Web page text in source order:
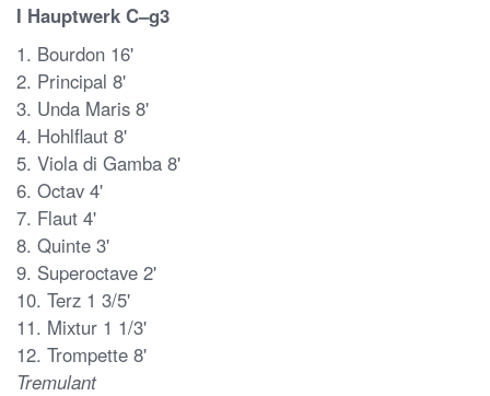
I Hauptwerk C–g3
1. Bourdon 16'
2. Principal 8'
3. Unda Maris 8'
4. Hohlflaut 8'
5. Viola di Gamba 8'
6. Octav 4'
7. Flaut 4'
8. Quinte 3'
9. Superoctave 2'
10. Terz 1 3/5'
11. Mixtur 1 1/3'
12. Trompette 8'
Tremulant